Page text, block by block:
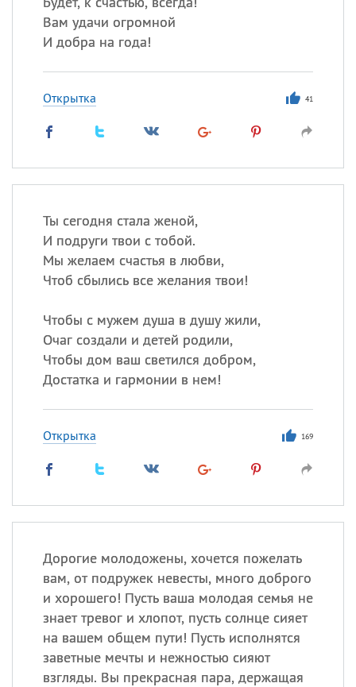
Вам удачи огромной
И добра на года!
Открытка 41
Ты сегодня стала женой,
И подруги твои с тобой.
Мы желаем счастья в любви,
Чтоб сбылись все желания твои!
Чтобы с мужем душа в душу жили,
Очаг создали и детей родили,
Чтобы дом ваш светился добром,
Достатка и гармонии в нем!
Открытка 169
Дорогие молодожены, хочется пожелать
вам, от подружек невесты, много доброго
и хорошего! Пусть ваша молодая семья не
знает тревог и хлопот, пусть солнце сияет
на вашем общем пути! Пусть исполнятся
заветные мечты и нежностью сияют
взгляды. Вы прекрасная пара, держащая